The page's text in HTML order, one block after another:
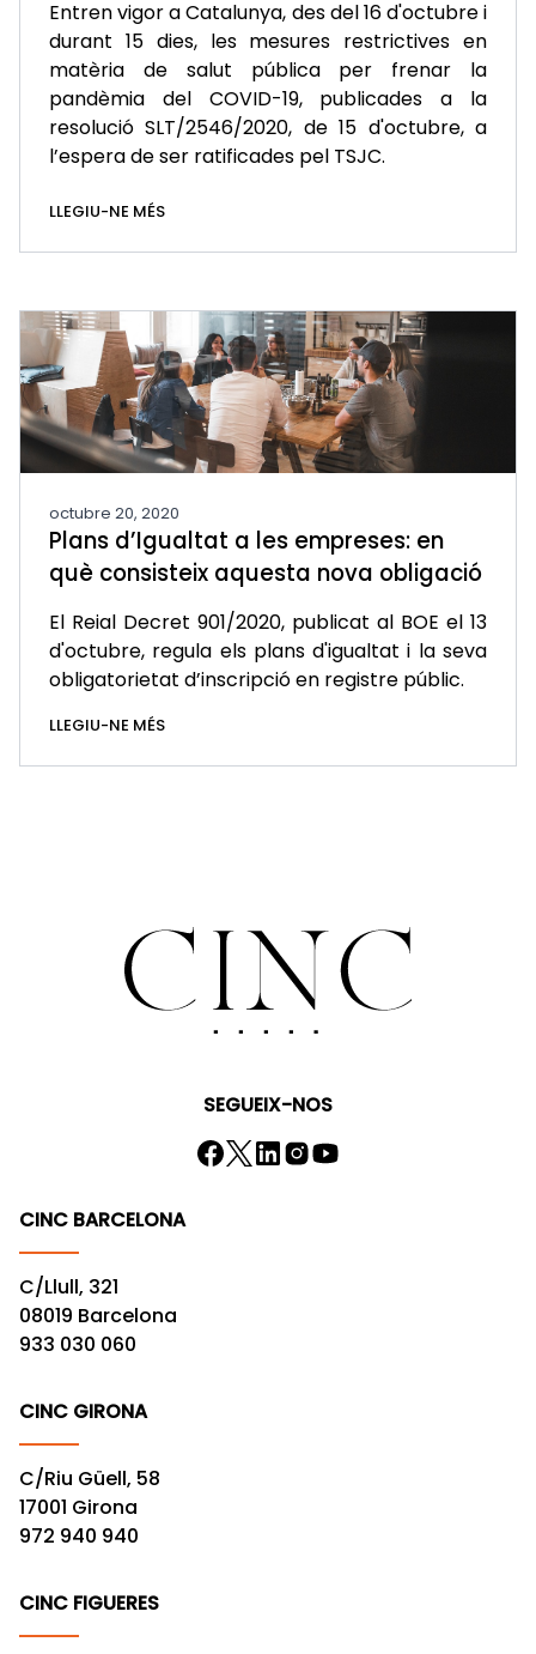
Entren vigor a Catalunya, des del 16 d'octubre i
durant 15 dies, les mesures restrictives en
matèria de salut pública per frenar la
pandèmia del COVID-19, publicades a la
resolució SLT/2546/2020, de 15 d'octubre, a
l’espera de ser ratificades pel TSJC.
LLEGIU-NE MÉS
octubre 20, 2020
Plans d’Igualtat a les empreses: en
què consisteix aquesta nova obligació
El Reial Decret 901/2020, publicat al BOE el 13
d'octubre, regula els plans d'igualtat i la seva
obligatorietat d’inscripció en registre públic.
LLEGIU-NE MÉS
SEGUEIX-NOS
CINC BARCELONA
C/Llull, 321
08019 Barcelona
933 030 060
CINC GIRONA
C/Riu Güell, 58
17001 Girona
972 940 940
CINC FIGUERES